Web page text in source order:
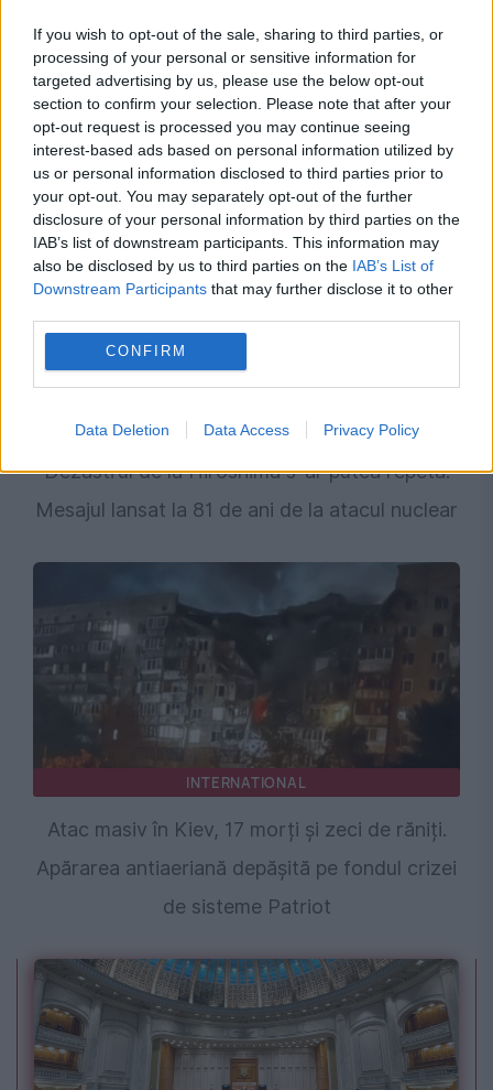
If you wish to opt-out of the sale, sharing to third parties, or
processing of your personal or sensitive information for
targeted advertising by us, please use the below opt-out
section to confirm your selection. Please note that after your
opt-out request is processed you may continue seeing
interest-based ads based on personal information utilized by
us or personal information disclosed to third parties prior to
your opt-out. You may separately opt-out of the further
disclosure of your personal information by third parties on the
IAB’s list of downstream participants. This information may
also be disclosed by us to third parties on the IAB’s List of
Downstream Participants that may further disclose it to other
CONFIRM
Data Deletion Data Access Privacy Policy
Recomandările noastre
INTERNATIONAL
Dezastrul de la Hiroshima s-ar putea repeta.
Mesajul lansat la 81 de ani de la atacul nuclear
INTERNATIONAL
Atac masiv în Kiev, 17 morți și zeci de răniți.
Apărarea antiaeriană depășită pe fondul crizei
de sisteme Patriot